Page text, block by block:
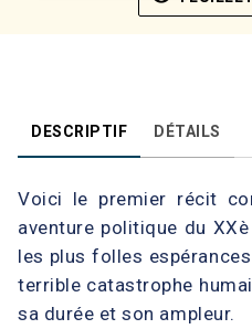
DESCRIPTIF DÉTAILS
Voici le premier récit
aventure politique du
les plus folles
terrible catastrophe
sa durée et son ampleur.